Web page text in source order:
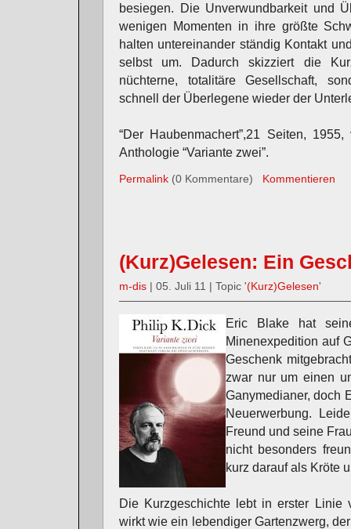
besiegen. Die Unverwundbarkeit und
wenigen Momenten in ihre größte
halten untereinander ständig Kontakt
selbst um. Dadurch skizziert die
nüchterne, totalitäre Gesellschaft,
schnell der Überlegene wieder der
“Der Haubenmachert”,21 Seiten,
Anthologie “Variante zwei”.
Permalink (0 Kommentare) Kommentieren
(Kurz)Gelesen: Ein
m-dis | 05. Juli 11 | Topic '(Kurz)Gelesen'
Eric Blake hat
Minenexpedition auf
Geschenk
zwar nur um einen
Ganymedianer, doch
Neuerwerbung.
Freund und seine
nicht besonders
kurz darauf als Kröte
Die Kurzgeschichte lebt in erster Linie
wirkt wie ein lebendiger Gartenzwerg,